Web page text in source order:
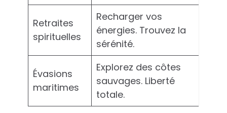
Retraites
spirituelles
Recharger vos
énergies. Trouvez la
sérénité.
Évasions
maritimes
Explorez des côtes
sauvages. Liberté
totale.